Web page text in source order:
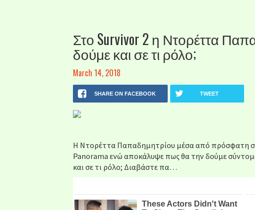
Στο Survivor 2 η Ντορέττα
δούμε και σε τι ρόλο;
March 14, 2018
SHARE ON FACEBOOK TWEET
Η Ντορέττα Παπαδημητρίου μέσα από πρόσφατη
Panorama ενώ αποκάλυψε πως θα την δούμε
και σε τι ρόλο; Διαβάστε πα…